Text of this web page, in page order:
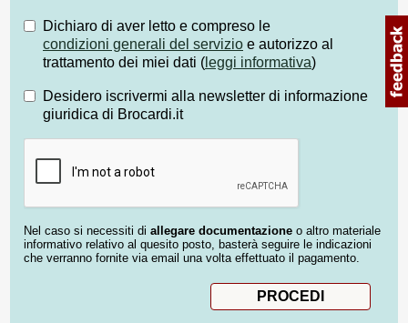
Dichiaro di aver letto e compreso le
condizioni generali del servizio e autorizzo al
trattamento dei miei dati ( leggi informativa)
Desidero iscrivermi alla newsletter di informazione
giuridica di Brocardi.it
Nel caso si necessiti di allegare documentazione o altro materiale
informativo relativo al quesito posto, basterà seguire le indicazioni
che verranno fornite via email una volta effettuato il pagamento.